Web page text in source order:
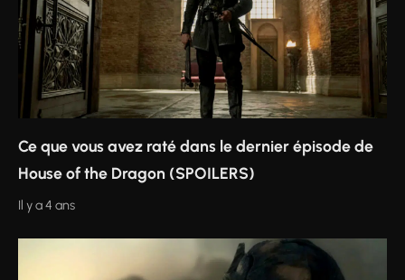
Ce que vous avez raté dans le dernier épisode de
House of the Dragon (SPOILERS)
Il y a 4 ans